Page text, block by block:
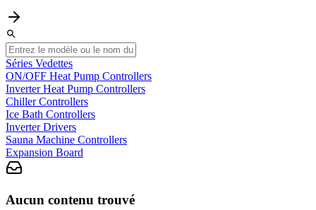
Séries Vedettes
ON/OFF Heat Pump Controllers
Inverter Heat Pump Controllers
Chiller Controllers
Ice Bath Controllers
Inverter Drivers
Sauna Machine Controllers
Expansion Board
Aucun contenu trouvé